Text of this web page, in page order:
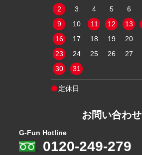
2
3 4 5 6
9
10 11 12 13
16
17 18 19 20
23
24 25 26 27
30
31
定休日
お問い合わせ
G-Fun Hotline
0120-249-279